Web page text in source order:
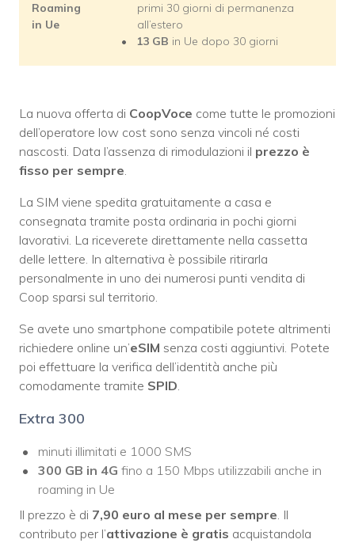
Roaming
in Ue
primi 30 giorni di permanenza
all’estero
13 GB in Ue dopo 30 giorni
La nuova offerta di CoopVoce come tutte le promozioni
dell’operatore low cost sono senza vincoli né costi
nascosti.​ Data l’assenza di rimodulazioni il prezzo è
fisso per sempre.
La SIM viene spedita gratuitamente a casa e
consegnata tramite posta ordinaria in pochi giorni
lavorativi. La riceverete direttamente nella cassetta
delle lettere. In alternativa è possibile ritirarla
personalmente in uno dei numerosi punti vendita di
Coop sparsi sul territorio.
Se avete uno smartphone compatibile potete altrimenti
richiedere online un’eSIM senza costi aggiuntivi. Potete
poi effettuare la verifica dell’identità anche più
comodamente tramite SPID.
Extra 300
minuti illimitati e 1000 SMS
300 GB in 4G fino a 150 Mbps utilizzabili anche in
roaming in Ue
Il prezzo è di 7,90 euro al mese per sempre. Il
contributo per l’attivazione è gratis acquistandola